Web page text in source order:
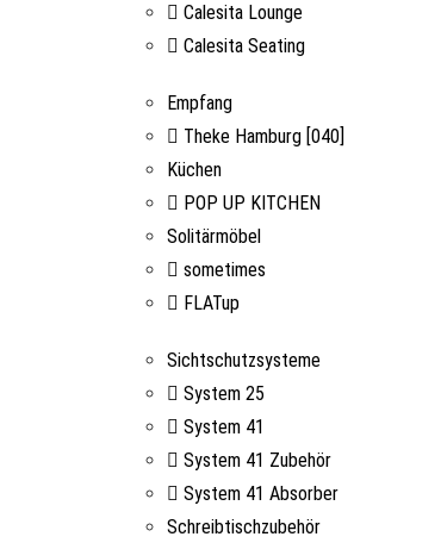
Calesita Lounge
Calesita Seating
Empfang
Theke Hamburg [040]
Küchen
POP UP KITCHEN
Solitärmöbel
sometimes
FLATup
Sichtschutzsysteme
System 25
System 41
System 41 Zubehör
System 41 Absorber
Schreibtischzubehör